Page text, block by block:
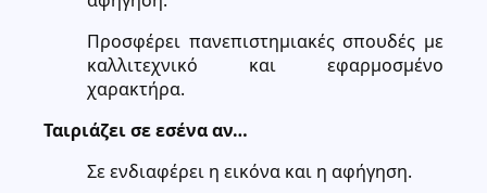
Προσφέρει πανεπιστημιακές σπουδές με
καλλιτεχνικό και εφαρμοσμένο
χαρακτήρα.
Ταιριάζει σε εσένα αν…
Σε ενδιαφέρει η εικόνα και η αφήγηση.